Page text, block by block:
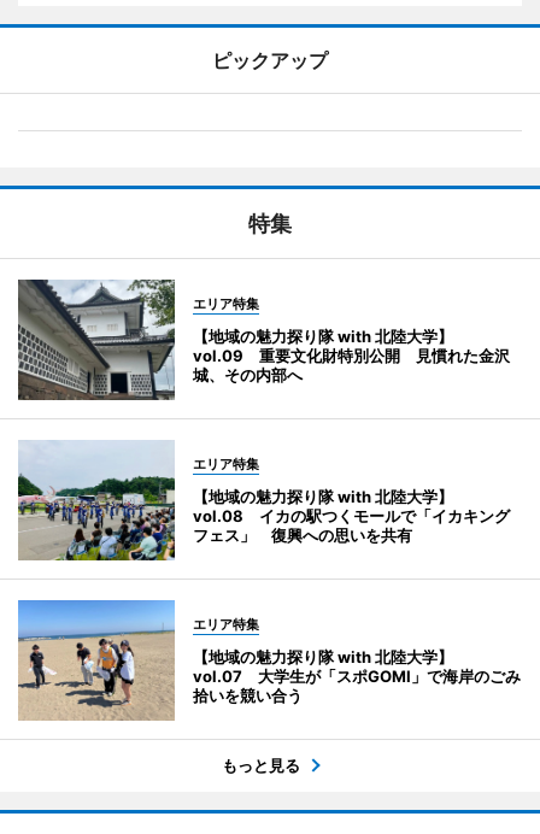
ピックアップ
特集
エリア特集
【地域の魅力探り隊 with 北陸大学】
vol.09 重要文化財特別公開 見慣れた金沢
城、その内部へ
エリア特集
【地域の魅力探り隊 with 北陸大学】
vol.08 イカの駅つくモールで「イカキング
フェス」 復興への思いを共有
エリア特集
【地域の魅力探り隊 with 北陸大学】
vol.07 大学生が「スポGOMI」で海岸のごみ
拾いを競い合う
もっと見る